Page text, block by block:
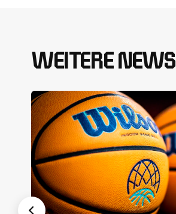
WEITERE NEWS